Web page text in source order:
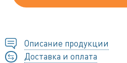
Описание продукции
Доставка и оплата